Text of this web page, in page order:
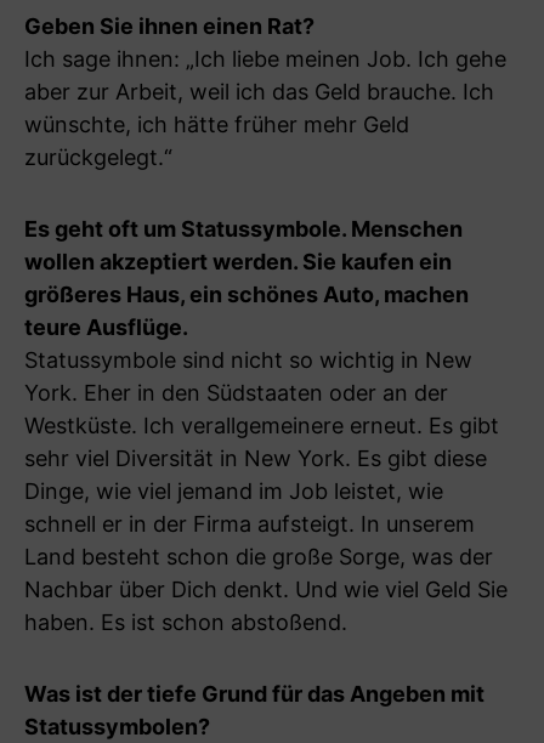
Geben Sie ihnen einen Rat?
Ich sage ihnen: „Ich liebe meinen Job. Ich gehe
aber zur Arbeit, weil ich das Geld brauche. Ich
wünschte, ich hätte früher mehr Geld
zurückgelegt.“
Es geht oft um Statussymbole. Menschen
wollen akzeptiert werden. Sie kaufen ein
größeres Haus, ein schönes Auto, machen
teure Ausflüge.
Statussymbole sind nicht so wichtig in New
York. Eher in den Südstaaten oder an der
Westküste. Ich verallgemeinere erneut. Es gibt
sehr viel Diversität in New York. Es gibt diese
Dinge, wie viel jemand im Job leistet, wie
schnell er in der Firma aufsteigt. In unserem
Land besteht schon die große Sorge, was der
Nachbar über Dich denkt. Und wie viel Geld Sie
haben. Es ist schon abstoßend.
Was ist der tiefe Grund für das Angeben mit
Statussymbolen?